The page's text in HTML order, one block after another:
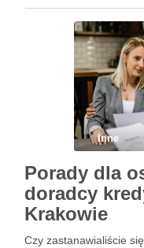
bankowych, stało się
Inne
Porady dla
doradcy
Krakowie
Czy zastanawialiście